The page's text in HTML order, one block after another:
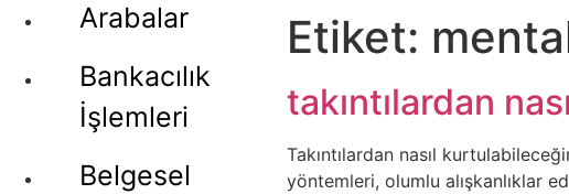
Arabalar
Bankacılık
İşlemleri
Belgesel
Etiket:
takıntılardan
Takıntılardan nasıl
yöntemleri, olumlu alışkanlıklar